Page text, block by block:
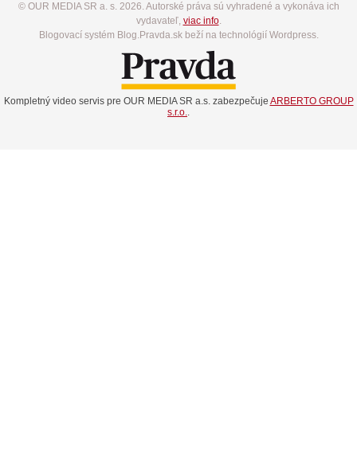
© OUR MEDIA SR a. s. 2026. Autorské práva sú vyhradené a vykonáva ich
vydavateľ, viac info.
Blogovací systém Blog.Pravda.sk beží na technológií Wordpress.
Kompletný video servis pre OUR MEDIA SR a.s. zabezpečuje ARBERTO GROUP
s.r.o..